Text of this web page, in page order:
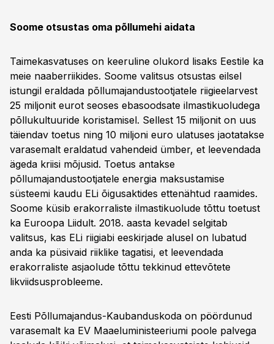
Soome otsustas oma põllumehi aidata
Taimekasvatuses on keeruline olukord lisaks Eestile ka
meie naaberriikides. Soome valitsus otsustas eilsel
istungil eraldada põllumajandustootjatele riigieelarvest
25 miljonit eurot seoses ebasoodsate ilmastikuoludega
põllukultuuride koristamisel. Sellest 15 miljonit on uus
täiendav toetus ning 10 miljoni euro ulatuses jaotatakse
varasemalt eraldatud vahendeid ümber, et leevendada
ägeda kriisi mõjusid. Toetus antakse
põllumajandustootjatele energia maksustamise
süsteemi kaudu ELi õigusaktides ettenähtud raamides.
Soome küsib erakorraliste ilmastikuolude tõttu toetust
ka Euroopa Liidult. 2018. aasta kevadel selgitab
valitsus, kas ELi riigiabi eeskirjade alusel on lubatud
anda ka püsivaid riiklike tagatisi, et leevendada
erakorraliste asjaolude tõttu tekkinud ettevõtete
likviidsusprobleeme.
Eesti Põllumajandus-Kaubanduskoda on pöördunud
varasemalt ka EV Maaeluministeeriumi poole palvega